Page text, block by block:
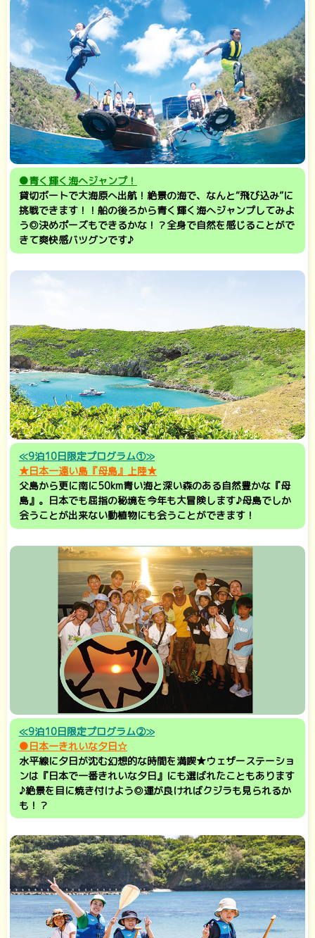
●青く輝く海へジャンプ！
貸切ボートで大海原へ出航！絶景の海で、なんと“飛び込み”に
挑戦できます！！船の後ろから青く輝く海へジャンプしてみよ
う◎決めポーズもできるかな！？全身で自然を感じることがで
きて爽快感バツグンです♪
≪9泊10日限定プログラム①≫
★日本一遠い島『母島』上陸★
父島から更に南に50km青い海と深い森のある自然豊かな『母
島』。日本でも屈指の秘境を今年も大冒険します♪母島でしか
会うことが出来ない動植物にも会うことができます！
≪9泊10日限定プログラム②≫
●日本一きれいな夕日☆
水平線に夕日が沈む幻想的な時間を満喫★ウェザーステーショ
ンは『日本で一番きれいな夕日』にも選ばれたこともあります
♪絶景を目に焼き付けよう◎運が良ければクジラも見られるか
も！？